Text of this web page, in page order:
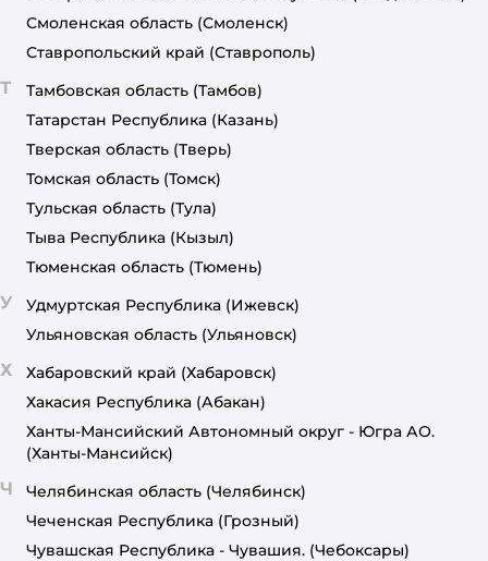
Смоленская область (Смоленск)
Ставропольский край (Ставрополь)
Т Тамбовская область (Тамбов)
Татарстан Республика (Казань)
Тверская область (Тверь)
Томская область (Томск)
Тульская область (Тула)
Тыва Республика (Кызыл)
Тюменская область (Тюмень)
У Удмуртская Республика (Ижевск)
Ульяновская область (Ульяновск)
Х Хабаровский край (Хабаровск)
Хакасия Республика (Абакан)
Ханты-Мансийский Автономный округ - Югра АО.
(Ханты-Мансийск)
Ч Челябинская область (Челябинск)
Чеченская Республика (Грозный)
Чувашская Республика - Чувашия. (Чебоксары)